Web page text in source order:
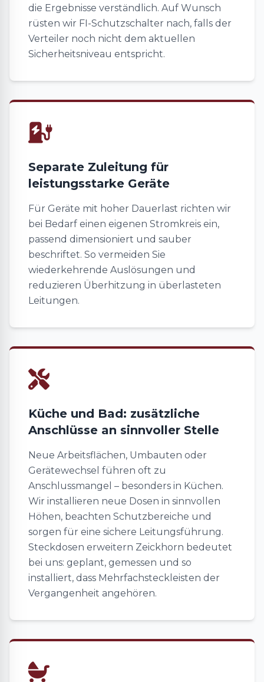
die Ergebnisse verständlich. Auf Wunsch
rüsten wir FI-Schutzschalter nach, falls der
Verteiler noch nicht dem aktuellen
Sicherheitsniveau entspricht.
Separate Zuleitung für
leistungsstarke Geräte
Für Geräte mit hoher Dauerlast richten wir
bei Bedarf einen eigenen Stromkreis ein,
passend dimensioniert und sauber
beschriftet. So vermeiden Sie
wiederkehrende Auslösungen und
reduzieren Überhitzung in überlasteten
Leitungen.
Küche und Bad: zusätzliche
Anschlüsse an sinnvoller Stelle
Neue Arbeitsflächen, Umbauten oder
Gerätewechsel führen oft zu
Anschlussmangel – besonders in Küchen.
Wir installieren neue Dosen in sinnvollen
Höhen, beachten Schutzbereiche und
sorgen für eine sichere Leitungsführung.
Steckdosen erweitern Zeickhorn bedeutet
bei uns: geplant, gemessen und so
installiert, dass Mehrfachsteckleisten der
Vergangenheit angehören.